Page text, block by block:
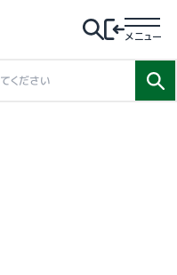
メニュー